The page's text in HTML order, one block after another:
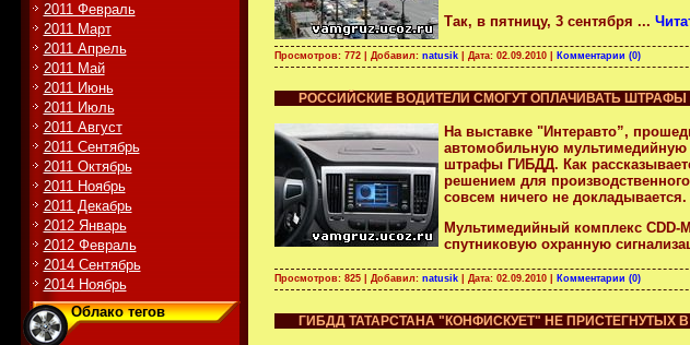
2011 Февраль
2011 Март
2011 Апрель
2011 Май
2011 Июнь
2011 Июль
2011 Август
2011 Сентябрь
2011 Октябрь
2011 Ноябрь
2011 Декабрь
2012 Январь
2012 Февраль
2014 Сентябрь
2014 Ноябрь
Облако тегов
Так, в пятницу, 3 сентября ...
Просмотров: 772 | Добавил: natusik | Дата: 02.09.2010 Комментарии (0)
РОССИЙСКИЕ ВОДИТЕЛИ СМОГУТ ОПЛАЧИВАТЬ
На выставке "Интеравто”,
автомобильную
штрафы ГИБДД. Как
решением для
совсем ничего не докладывается.
Мультимедийный комплекс CDD-
спутниковую охранную
Просмотров: 825 | Добавил: natusik | Дата: 02.09.2010 Комментарии (0)
ГИБДД ТАТАРСТАНА "КОНФИСКУЕТ" НЕ ПРИСТЕГНУТЫХ